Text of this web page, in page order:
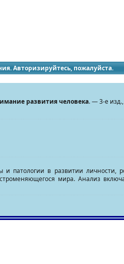
Авторизируйтесь, пожалуйста.
развития человека. — 3-е
и патологии в развитии
мира. Анализ